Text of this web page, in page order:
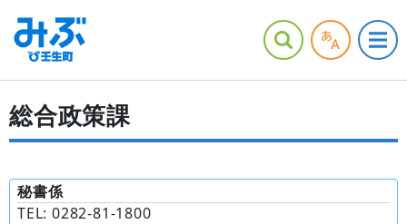
総合政策課
秘書係
TEL: 0282-81-1800